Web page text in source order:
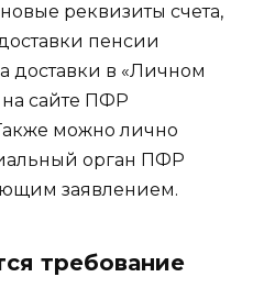
реквизиты счета,
пенсии
доставки в «Личном
сайте ПФР
можно лично
орган ПФР
заявлением.
требование